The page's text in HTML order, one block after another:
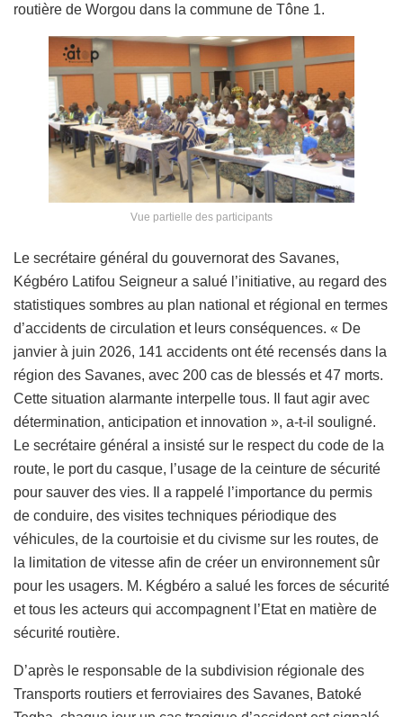
routière de Worgou dans la commune de Tône 1.
Vue partielle des participants
Le secrétaire général du gouvernorat des Savanes,
Kégbéro Latifou Seigneur a salué l’initiative, au regard des
statistiques sombres au plan national et régional en termes
d’accidents de circulation et leurs conséquences. « De
janvier à juin 2026, 141 accidents ont été recensés dans la
région des Savanes, avec 200 cas de blessés et 47 morts.
Cette situation alarmante interpelle tous. Il faut agir avec
détermination, anticipation et innovation », a-t-il souligné.
Le secrétaire général a insisté sur le respect du code de la
route, le port du casque, l’usage de la ceinture de sécurité
pour sauver des vies. Il a rappelé l’importance du permis
de conduire, des visites techniques périodique des
véhicules, de la courtoisie et du civisme sur les routes, de
la limitation de vitesse afin de créer un environnement sûr
pour les usagers. M. Kégbéro a salué les forces de sécurité
et tous les acteurs qui accompagnent l’Etat en matière de
sécurité routière.
D’après le responsable de la subdivision régionale des
Transports routiers et ferroviaires des Savanes, Batoké